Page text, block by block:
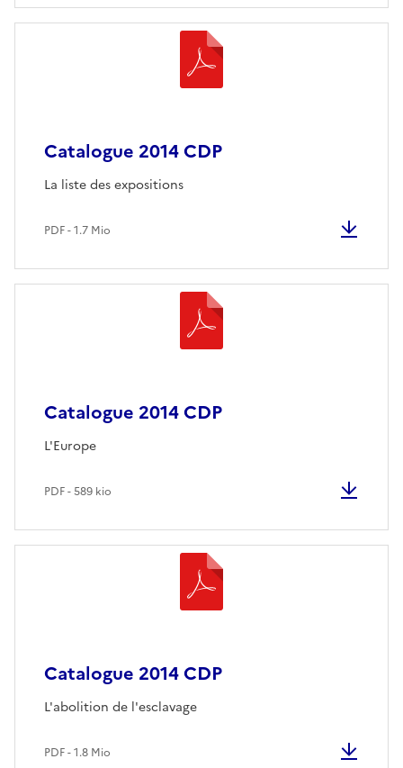
Catalogue 2014 CDP
La liste des expositions
PDF - 1.7 Mio
Catalogue 2014 CDP
L'Europe
PDF - 589 kio
Catalogue 2014 CDP
L'abolition de l'esclavage
PDF - 1.8 Mio